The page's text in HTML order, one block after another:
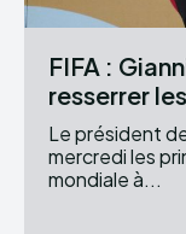
FIFA :
resserrer
Le président
mercredi les
mondiale à...